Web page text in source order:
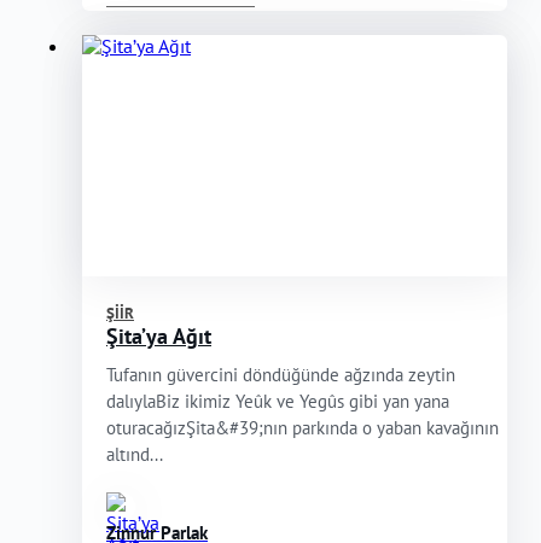
ŞIIR
Şita’ya Ağıt
Tufanın güvercini döndüğünde ağzında zeytin
dalıylaBiz ikimiz Yeûk ve Yegûs gibi yan yana
oturacağızŞita&#39;nın parkında o yaban kavağının
altınd...
Zinnur Parlak